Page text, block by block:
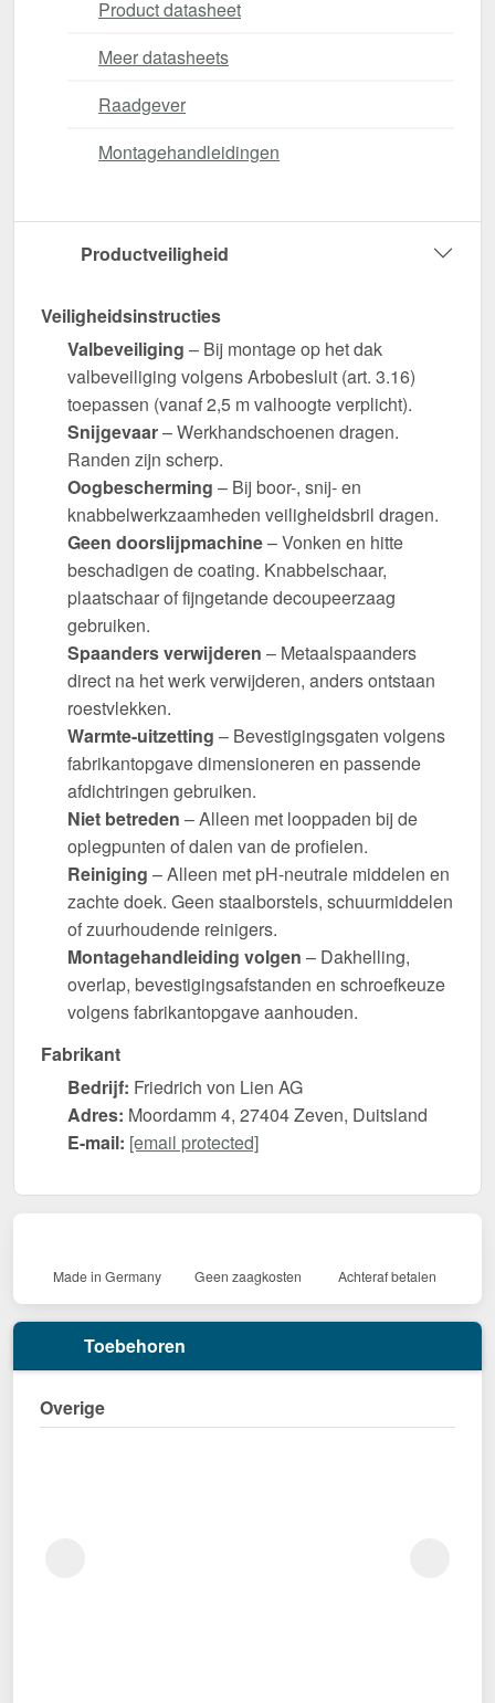
Product datasheet
Meer datasheets
Raadgever
Montagehandleidingen
Productveiligheid
Veiligheidsinstructies
Valbeveiliging – Bij montage op het dak
valbeveiliging volgens Arbobesluit (art. 3.16)
toepassen (vanaf 2,5 m valhoogte verplicht).
Snijgevaar– Werkhandschoenen dragen.
Randen zijn scherp.
Oogbescherming – Bij boor-, snij- en
knabbelwerkzaamheden veiligheidsbril dragen.
Geen doorslijpmachine– Vonken en hitte
beschadigen de coating. Knabbelschaar,
plaatschaar of fijngetande decoupeerzaag
gebruiken.
Spaanders verwijderen – Metaalspaanders
direct na het werk verwijderen, anders ontstaan
roestvlekken.
Warmte-uitzetting – Bevestigingsgaten volgens
fabrikantopgave dimensioneren en passende
afdichtringen gebruiken.
Niet betreden – Alleen met looppaden bij de
oplegpunten of dalen van de profielen.
Reiniging – Alleen met pH-neutrale middelen en
zachte doek. Geen staalborstels, schuurmiddelen
of zuurhoudende reinigers.
Montagehandleiding volgen – Dakhelling,
overlap, bevestigingsafstanden en schroefkeuze
volgens fabrikantopgave aanhouden.
Fabrikant
Bedrijf: Friedrich von Lien AG
Adres: Moordamm 4, 27404 Zeven, Duitsland
E-mail: [email protected]
Made in Germany Geen zaagkosten Achteraf betalen
Toebehoren
Overige